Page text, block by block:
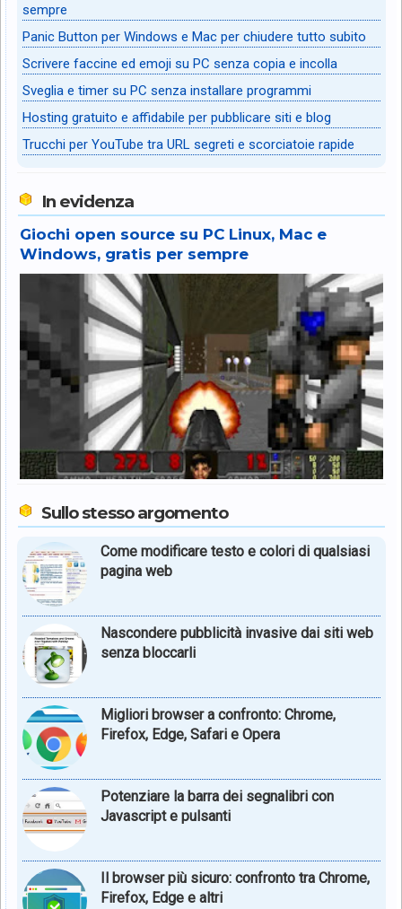
sempre
Panic Button per Windows e Mac per chiudere tutto subito
Scrivere faccine ed emoji su PC senza copia e incolla
Sveglia e timer su PC senza installare programmi
Hosting gratuito e affidabile per pubblicare siti e blog
Trucchi per YouTube tra URL segreti e scorciatoie rapide
In evidenza
Giochi open source su PC Linux, Mac e
Windows, gratis per sempre
Sullo stesso argomento
Come modificare testo e colori di qualsiasi
pagina web
Nascondere pubblicità invasive dai siti web
senza bloccarli
Migliori browser a confronto: Chrome,
Firefox, Edge, Safari e Opera
Potenziare la barra dei segnalibri con
Javascript e pulsanti
Il browser più sicuro: confronto tra Chrome,
Firefox, Edge e altri